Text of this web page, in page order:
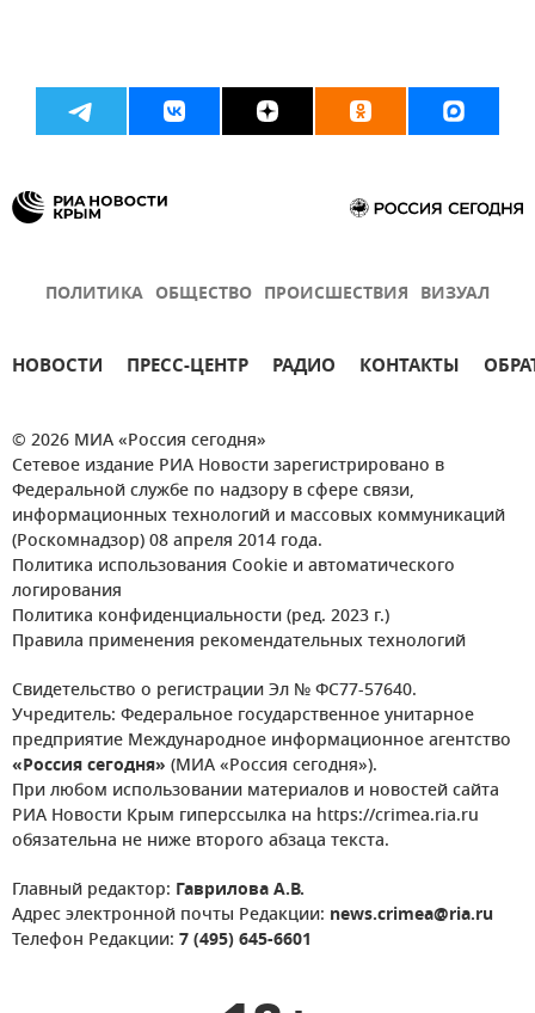
ПОЛИТИКА ОБЩЕСТВО ПРОИСШЕСТВИЯ ВИЗУАЛ
НОВОСТИ ПРЕСС-ЦЕНТР РАДИО КОНТАКТЫ
© 2026 МИА «Россия сегодня»
Сетевое издание РИА Новости зарегистрировано в
Федеральной службе по надзору в сфере связи,
информационных технологий и массовых коммуникаций
(Роскомнадзор) 08 апреля 2014 года.
Политика использования Cookie и автоматического
логирования
Политика конфиденциальности (ред. 2023 г.)
Правила применения рекомендательных технологий
Свидетельство о регистрации Эл № ФС77-57640.
Учредитель: Федеральное государственное унитарное
предприятие Международное информационное агентство
«Россия сегодня» (МИА «Россия сегодня»).
При любом использовании материалов и новостей сайта
РИА Новости Крым гиперссылка на https://crimea.ria.ru
обязательна не ниже второго абзаца текста.
Главный редактор: Гаврилова А.В.
Адрес электронной почты Редакции: news.crimea@ria.ru
Телефон Редакции: 7 (495) 645-6601